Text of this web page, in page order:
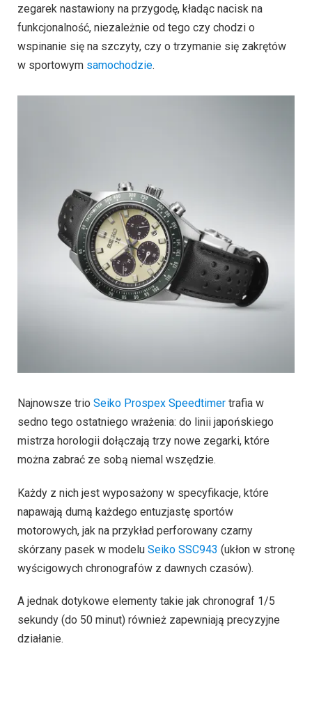
zegarek nastawiony na przygodę, kładąc nacisk na
funkcjonalność, niezależnie od tego czy chodzi o
wspinanie się na szczyty, czy o trzymanie się zakrętów
w sportowym samochodzie.
Najnowsze trio Seiko Prospex Speedtimer trafia w
sedno tego ostatniego wrażenia: do linii japońskiego
mistrza horologii dołączają trzy nowe zegarki, które
można zabrać ze sobą niemal wszędzie.
Każdy z nich jest wyposażony w specyfikacje, które
napawają dumą każdego entuzjastę sportów
motorowych, jak na przykład perforowany czarny
skórzany pasek w modelu Seiko SSC943 (ukłon w stronę
wyścigowych chronografów z dawnych czasów).
A jednak dotykowe elementy takie jak chronograf 1/5
sekundy (do 50 minut) również zapewniają precyzyjne
działanie.